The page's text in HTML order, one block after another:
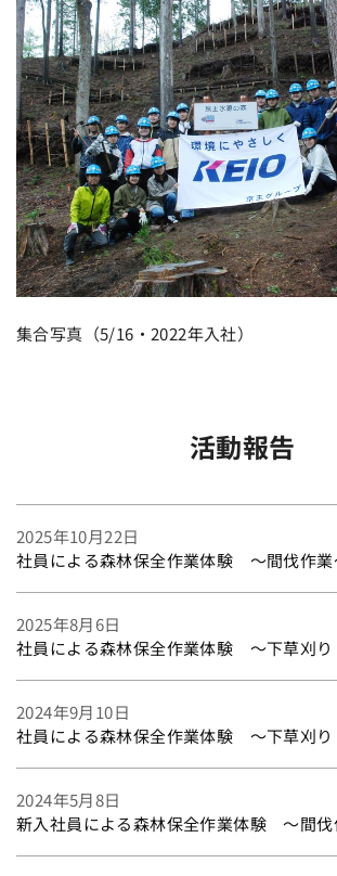
集合写真（5/16・2022年入社）
活動報告
2025年10月22日
社員による森林保全作業体験 ～間伐作業
2025年8月6日
社員による森林保全作業体験 ～下草刈り
2024年9月10日
社員による森林保全作業体験 ～下草刈り
2024年5月8日
新入社員による森林保全作業体験 ～間伐